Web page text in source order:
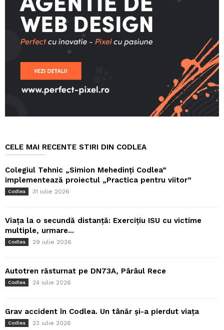
CELE MAI RECENTE STIRI DIN CODLEA
Colegiul Tehnic „Simion Mehedinți Codlea”
implementează proiectul „Practica pentru viitor”
Codlea 31 iulie 2026
Viața la o secundă distanță: Exercițiu ISU cu victime
multiple, urmare...
Codlea 29 iulie 2026
Autotren răsturnat pe DN73A, Pârâul Rece
Codlea 24 iulie 2026
Grav accident în Codlea. Un tânăr și-a pierdut viața
Codlea 23 iulie 2026